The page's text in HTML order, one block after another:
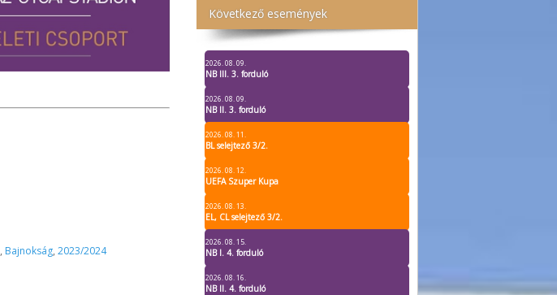
Következő események
2026. 08. 09.
NB III. 3. forduló
2026. 08. 09.
NB II. 3. forduló
2026. 08. 11.
BL selejtező 3/2.
2026. 08. 12.
UEFA Szuper Kupa
2026. 08. 13.
EL, CL selejtező 3/2.
2026. 08. 15.
NB I. 4. forduló
2026. 08. 16.
NB II. 4. forduló
, Bajnokság, 2023/2024